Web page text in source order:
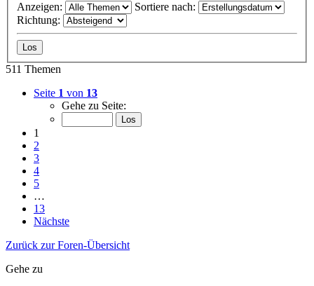
Anzeigen:
Sortiere nach:
Richtung:
511 Themen
Seite 1 von 13
Gehe zu Seite:
1
2
3
4
5
…
13
Nächste
Zurück zur Foren-Übersicht
Gehe zu